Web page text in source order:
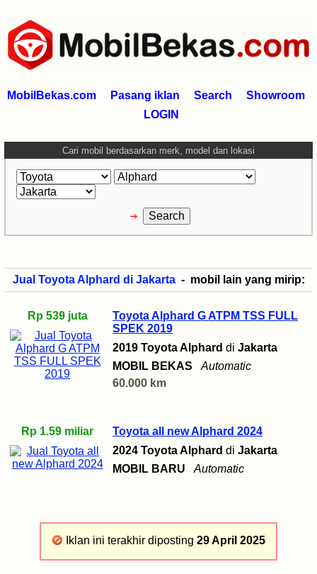
MobilBekas.com Pasang iklan Search
Showroom
LOGIN
Cari mobil berdasarkan merk, model dan lokasi
Jual Toyota Alphard di Jakarta- mobil lain yang mirip:
Rp 539 juta
Toyota Alphard G ATPM TSS FULL
SPEK 2019
2019 Toyota Alphard di Jakarta
MOBIL BEKAS
Automatic
60.000 km
Rp 1.59 miliar
Toyota all new Alphard 2024
2024 Toyota Alphard di Jakarta
MOBIL BARU
Automatic
Iklan ini terakhir diposting 29 April 2025